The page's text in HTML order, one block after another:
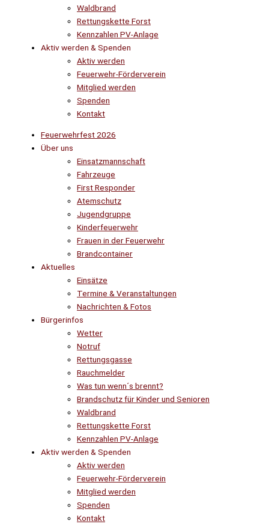
Waldbrand
Rettungskette Forst
Kennzahlen PV-Anlage
Aktiv werden & Spenden
Aktiv werden
Feuerwehr-Förderverein
Mitglied werden
Spenden
Kontakt
Feuerwehrfest 2026
Über uns
Einsatzmannschaft
Fahrzeuge
First Responder
Atemschutz
Jugendgruppe
Kinderfeuerwehr
Frauen in der Feuerwehr
Brandcontainer
Aktuelles
Einsätze
Termine & Veranstaltungen
Nachrichten & Fotos
Bürgerinfos
Wetter
Notruf
Rettungsgasse
Rauchmelder
Was tun wenn´s brennt?
Brandschutz für Kinder und Senioren
Waldbrand
Rettungskette Forst
Kennzahlen PV-Anlage
Aktiv werden & Spenden
Aktiv werden
Feuerwehr-Förderverein
Mitglied werden
Spenden
Kontakt